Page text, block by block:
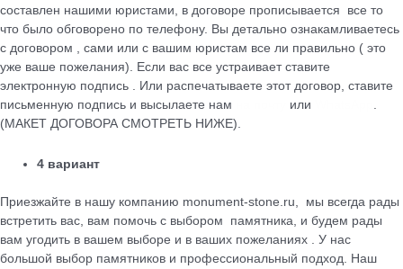
cоставлен нашими юристами, в договоре прописывается все то
что было обговорено по телефону. Вы детально ознакамливаетесь
с договором , сами или с вашим юристам все ли правильно ( это
уже ваше пожелания). Если вас все устраивает ставите
электронную подпись . Или распечатываете этот договор, ставите
письменную подпись и высылаете нам
или
.
(МАКЕТ ДОГОВОРА СМОТРЕТЬ НИЖЕ).
4 вариант
Приезжайте в нашу компанию monument-stone.ru, мы всегда рады
встретить вас, вам помочь с выбором памятника, и будем рады
вам угодить в вашем выборе и в ваших пожеланиях . У нас
большой выбор памятников и профессиональный подход. Наш